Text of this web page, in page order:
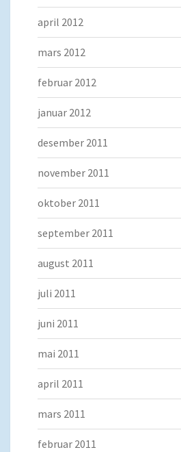
april 2012
mars 2012
februar 2012
januar 2012
desember 2011
november 2011
oktober 2011
september 2011
august 2011
juli 2011
juni 2011
mai 2011
april 2011
mars 2011
februar 2011